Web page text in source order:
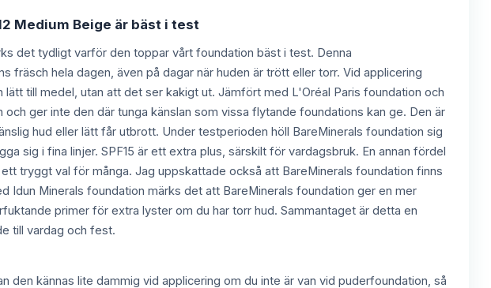
Medium Beige är bäst i test
det tydligt varför den toppar vårt foundation bäst i test. Denna
hela dagen, även på dagar när huden är trött eller torr. Vid applicering
till medel, utan att det ser kakigt ut. Jämfört med L'Oréal Paris foundation och
ger inte den där tunga känslan som vissa flytande foundations kan ge. Den är
hud eller lätt får utbrott. Under testperioden höll BareMinerals foundation sig
sig i fina linjer. SPF15 är ett extra plus, särskilt för vardagsbruk. En annan fördel
tryggt val för många. Jag uppskattade också att BareMinerals foundation finns
Idun Minerals foundation märks det att BareMinerals foundation ger en mer
primer för extra lyster om du har torr hud. Sammantaget är detta en
till vardag och fest.
kännas lite dammig vid applicering om du inte är van vid puderfoundation, så